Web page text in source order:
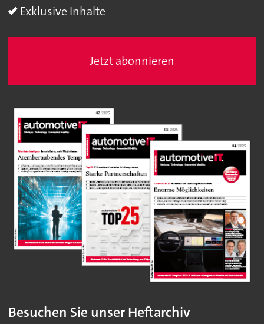
Exklusive Inhalte
Jetzt abonnieren
Besuchen Sie unser Heftarchiv